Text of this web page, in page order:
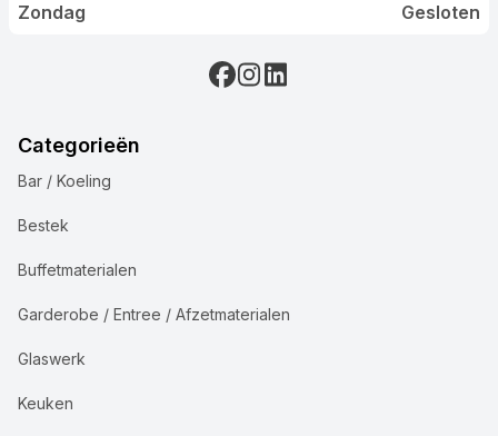
Zondag Gesloten
Categorieën
Bar / Koeling
Bestek
Buffetmaterialen
Garderobe / Entree / Afzetmaterialen
Glaswerk
Keuken